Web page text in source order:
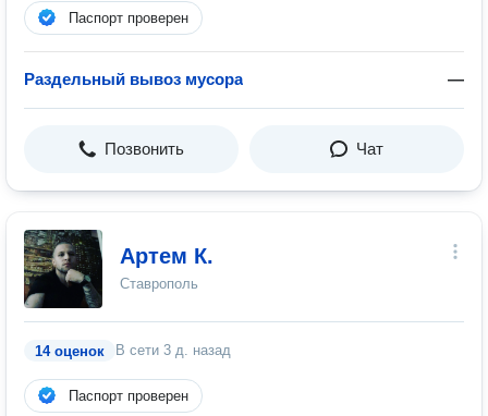
Паспорт проверен
Раздельный вывоз мусора —
Позвонить Чат
Артем К.
Ставрополь
14 оценок В сети 3 д. назад
Паспорт проверен